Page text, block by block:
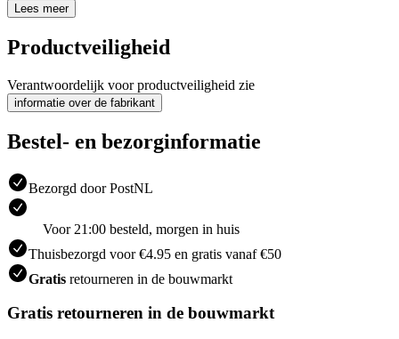
Lees meer
Productveiligheid
Verantwoordelijk voor productveiligheid zie
informatie over de fabrikant
Bestel- en bezorginformatie
Bezorgd door PostNL
Voor 21:00 besteld, morgen in huis
Thuisbezorgd voor €4.95 en gratis vanaf €50
Gratis retourneren in de bouwmarkt
Gratis retourneren in de bouwmarkt